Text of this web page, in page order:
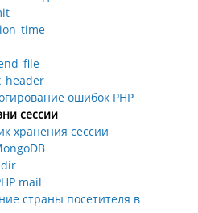
ошибок PHP
сессии
хранения сессии
mail
страны посетителя в